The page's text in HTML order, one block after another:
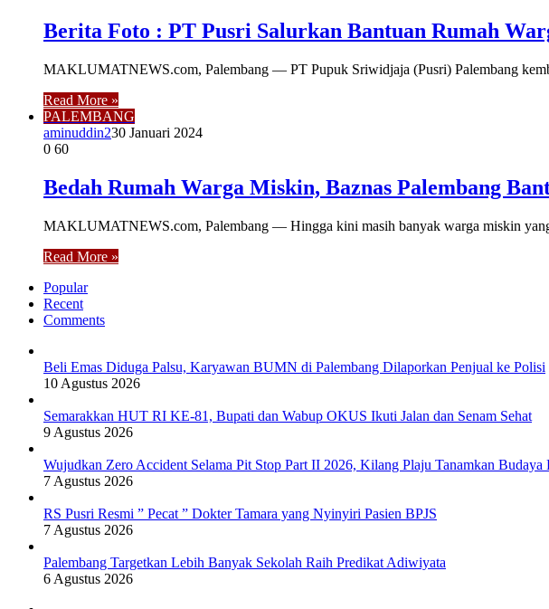
Berita Foto : PT Pusri Salurkan Bantuan Rumah
MAKLUMATNEWS.com, Palembang — PT Pupuk Sriwidjaja (Pusri) Palembang
Read More »
PALEMBANG
aminuddin230 Januari 2024
0 60
Bedah Rumah Warga Miskin, Baznas Palembang
MAKLUMATNEWS.com, Palembang — Hingga kini masih banyak warga miskin
Read More »
Popular
Recent
Comments
Beli Emas Diduga Palsu, Karyawan BUMN di Palembang Dilaporkan Penjual ke Polisi
10 Agustus 2026
Semarakkan HUT RI KE-81, Bupati dan Wabup OKUS Ikuti Jalan dan Senam Sehat
9 Agustus 2026
Wujudkan Zero Accident Selama Pit Stop Part II 2026, Kilang Plaju Tanamkan
7 Agustus 2026
RS Pusri Resmi ” Pecat ” Dokter Tamara yang Nyinyiri Pasien BPJS
7 Agustus 2026
Palembang Targetkan Lebih Banyak Sekolah Raih Predikat Adiwiyata
6 Agustus 2026